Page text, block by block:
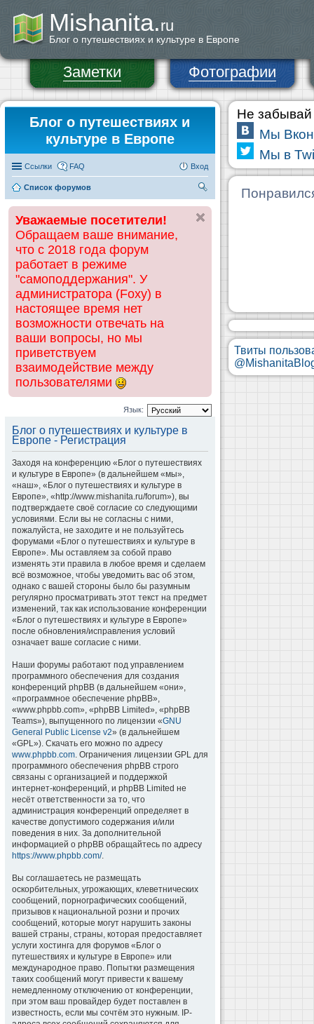
Mishanita.ru
Блог о путешествиях и культуре в Европе
Заметки Фотографии
Блог о путешествиях и
культуре в Европе
Ссылки FAQ Вход
Список форумов
ск
Уважаемые посетители!
Обращаем ваше внимание,
что с 2018 года форум
работает в режиме
"самоподдержания". У
администратора (Foxy) в
настоящее время нет
возможности отвечать на
ваши вопросы, но мы
приветствуем
взаимодействие между
пользователями
Язык:
Блог о путешествиях и культуре в
Европе - Регистрация
Заходя на конференцию «Блог о путешествиях
и культуре в Европе» (в дальнейшем «мы»,
«наш», «Блог о путешествиях и культуре в
Европе», «http://www.mishanita.ru/forum»), вы
подтверждаете своё согласие со следующими
условиями. Если вы не согласны с ними,
пожалуйста, не заходите и не пользуйтесь
форумами «Блог о путешествиях и культуре в
Европе». Мы оставляем за собой право
изменять эти правила в любое время и сделаем
всё возможное, чтобы уведомить вас об этом,
однако с вашей стороны было бы разумным
регулярно просматривать этот текст на предмет
изменений, так как использование конференции
«Блог о путешествиях и культуре в Европе»
после обновления/исправления условий
означает ваше согласие с ними.
Наши форумы работают под управлением
программного обеспечения для создания
конференций phpBB (в дальнейшем «они»,
«программное обеспечение phpBB»,
«www.phpbb.com», «phpBB Limited», «phpBB
Teams»), выпущенного по лицензии «GNU
General Public License v2» (в дальнейшем
«GPL»). Скачать его можно по адресу
www.phpbb.com. Ограничения лицензии GPL для
программного обеспечения phpBB строго
связаны с организацией и поддержкой
интернет-конференций, и phpBB Limited не
несёт ответственности за то, что
администрация конференций определяет в
качестве допустимого содержания и/или
поведения в них. За дополнительной
информацией о phpBB обращайтесь по адресу
https://www.phpbb.com/.
Вы соглашаетесь не размещать
оскорбительных, угрожающих, клеветнических
сообщений, порнографических сообщений,
призывов к национальной розни и прочих
сообщений, которые могут нарушить законы
вашей страны, страны, которая предоставляет
услуги хостинга для форумов «Блог о
путешествиях и культуре в Европе» или
международное право. Попытки размещения
таких сообщений могут привести к вашему
немедленному отключению от конференции,
при этом ваш провайдер будет поставлен в
известность, если мы сочтём это нужным. IP-
Не забывай
Мы
Мы в
Твиты